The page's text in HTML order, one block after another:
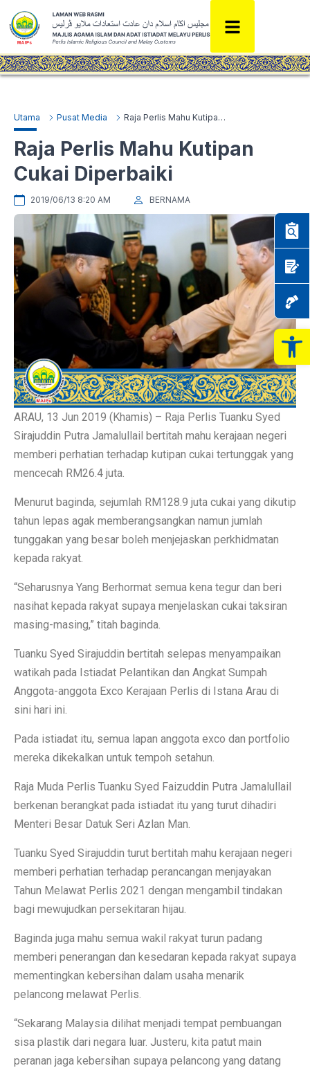
Utama Pusat Media Raja Perlis Mahu Kutipan Cukai Diperbaiki
Raja Perlis Mahu Kutipan
Cukai Diperbaiki
2019/06/13 8:20 AM BERNAMA
ARAU, 13 Jun 2019 (Khamis) – Raja Perlis Tuanku Syed
Sirajuddin Putra Jamalullail bertitah mahu kerajaan negeri
memberi perhatian terhadap kutipan cukai tertunggak yang
mencecah RM26.4 juta.
Menurut baginda, sejumlah RM128.9 juta cukai yang dikutip
tahun lepas agak memberangsangkan namun jumlah
tunggakan yang besar boleh menjejaskan perkhidmatan
kepada rakyat.
“Seharusnya Yang Berhormat semua kena tegur dan beri
nasihat kepada rakyat supaya menjelaskan cukai taksiran
masing-masing,” titah baginda.
Tuanku Syed Sirajuddin bertitah selepas menyampaikan
watikah pada Istiadat Pelantikan dan Angkat Sumpah
Anggota-anggota Exco Kerajaan Perlis di Istana Arau di
sini hari ini.
Pada istiadat itu, semua lapan anggota exco dan portfolio
mereka dikekalkan untuk tempoh setahun.
Raja Muda Perlis Tuanku Syed Faizuddin Putra Jamalullail
berkenan berangkat pada istiadat itu yang turut dihadiri
Menteri Besar Datuk Seri Azlan Man.
Tuanku Syed Sirajuddin turut bertitah mahu kerajaan negeri
memberi perhatian terhadap perancangan menjayakan
Tahun Melawat Perlis 2021 dengan mengambil tindakan
bagi mewujudkan persekitaran hijau.
Baginda juga mahu semua wakil rakyat turun padang
memberi penerangan dan kesedaran kepada rakyat supaya
mementingkan kebersihan dalam usaha menarik
pelancong melawat Perlis.
“Sekarang Malaysia dilihat menjadi tempat pembuangan
sisa plastik dari negara luar. Justeru, kita patut main
peranan jaga kebersihan supaya pelancong yang datang